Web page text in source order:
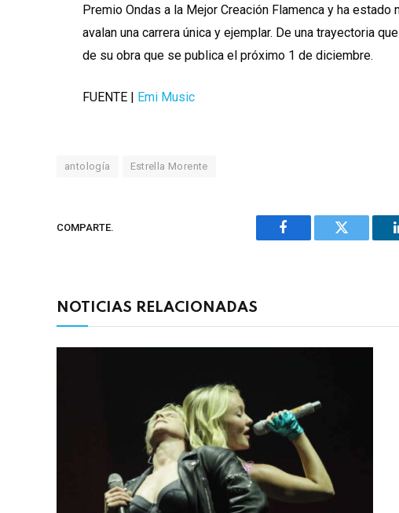
Premio Ondas a la Mejor Creación Flamenca y ha
avalan una carrera única y ejemplar. De una trayectoria
de su obra que se publica el próximo 1 de diciembre.
FUENTE | Emi Music
antología Estrella Morente
COMPARTE.
Facebook Twitter
NOTICIAS RELACIONADAS